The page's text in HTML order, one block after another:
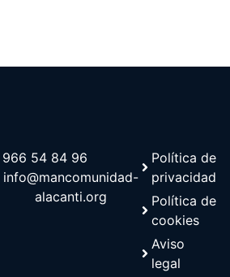
966 54 84 96
info@mancomunidad-
alacanti.org
Política de
privacidad
Política de
cookies
Aviso
legal